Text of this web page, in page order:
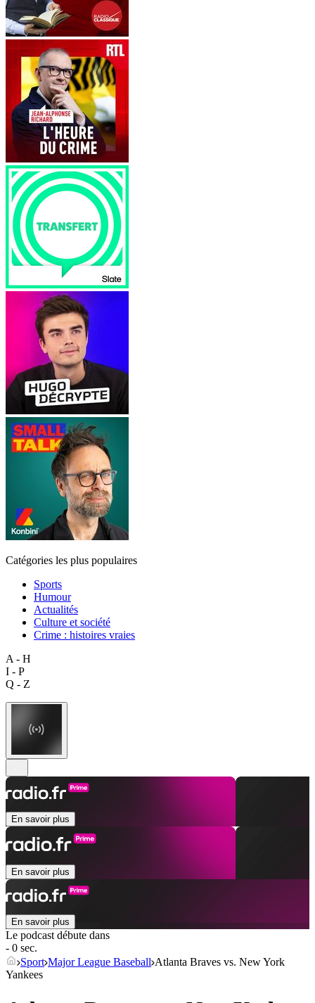
Catégories les plus populaires
Sports
Humour
Actualités
Culture et société
Crime : histoires vraies
A - H
I - P
Q - Z
En savoir plus
En savoir plus
En savoir plus
Le podcast débute dans
- 0 sec.
Sport Major League Baseball Atlanta Braves vs. New York
Yankees